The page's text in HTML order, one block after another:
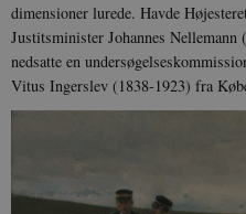
dimensioner lurede. Havde
Justitsminister Johannes
nedsatte en
Vitus Ingerslev (1838-1923) fra